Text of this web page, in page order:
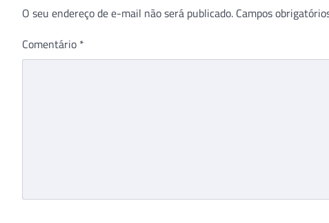
O seu endereço de e-mail não será publicado. Campos
Comentário *